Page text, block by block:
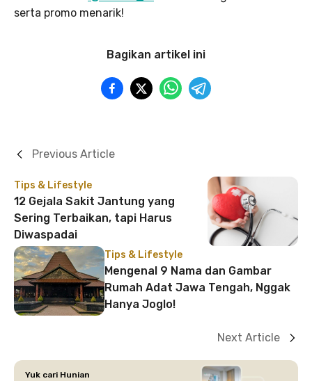
serta promo menarik!
Bagikan artikel ini
Tips & Lifestyle
12 Gejala Sakit Jantung yang
Sering Terbaikan, tapi Harus
Diwaspadai
Previous Article
Tips & Lifestyle
Mengenal 9 Nama dan Gambar
Rumah Adat Jawa Tengah, Nggak
Hanya Joglo!
Next Article
Yuk cari Hunian